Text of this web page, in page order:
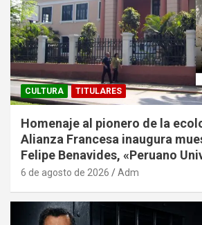
CULTURA TITULARES
Homenaje al pionero de la
Alianza Francesa inaugura
Felipe Benavides, «Peruano
6 de agosto de 2026 Adm